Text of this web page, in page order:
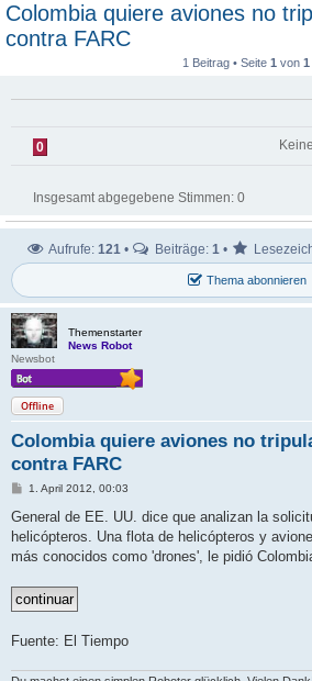
Colombia quiere aviones no
contra FARC
1 Beitrag • Seite 1 von 1
0
Insgesamt abgegebene Stimmen: 0
Thema abonnieren
Aufrufe: 121 • Beiträge: 1 •
Themenstarter
News Robot
Newsbot
Offline
Colombia quiere aviones no
contra FARC
B
i
r
a
1. April 2012, 00:03
General de EE. UU. dice que analizan la
helicópteros. Una flota de helicópteros y
más conocidos como 'drones', le pidió
Fuente: El Tiempo